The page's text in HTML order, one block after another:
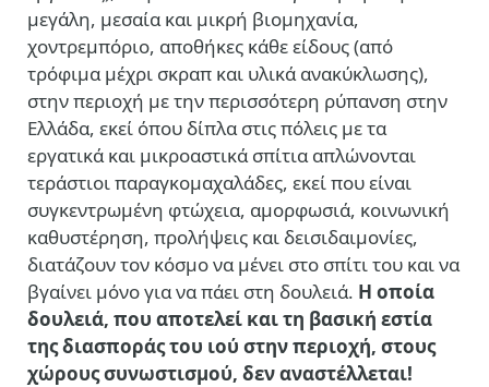
μεγάλη, μεσαία και μικρή βιομηχανία,
χοντρεμπόριο, αποθήκες κάθε είδους (από
τρόφιμα μέχρι σκραπ και υλικά ανακύκλωσης),
στην περιοχή με την περισσότερη ρύπανση στην
Ελλάδα, εκεί όπου δίπλα στις πόλεις με τα
εργατικά και μικροαστικά σπίτια απλώνονται
τεράστιοι παραγκομαχαλάδες, εκεί που είναι
συγκεντρωμένη φτώχεια, αμορφωσιά, κοινωνική
καθυστέρηση, προλήψεις και δεισιδαιμονίες,
διατάζουν τον κόσμο να μένει στο σπίτι του και να
βγαίνει μόνο για να πάει στη δουλειά. Η οποία
δουλειά, που αποτελεί και τη βασική εστία
της διασποράς του ιού στην περιοχή, στους
χώρους συνωστισμού, δεν αναστέλλεται!